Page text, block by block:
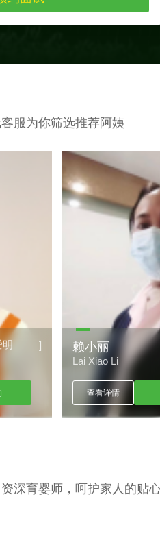
服为你筛选推荐阿姨
丽 ] 古朝波
Gu Chao Bo
查看详情
深育婴师，呵护家人的贴